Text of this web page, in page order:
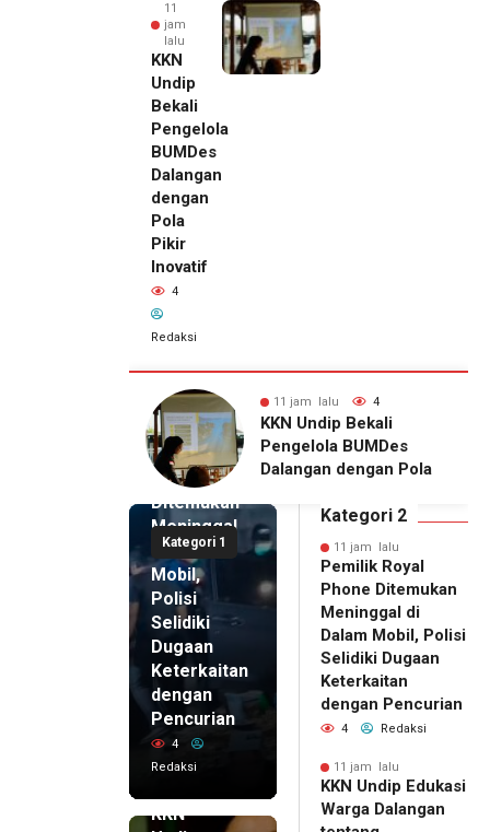
11
jam
lalu
KKN
Undip
Bekali
Pengelola
BUMDes
Dalangan
dengan
Pola
Pikir
Inovatif
4
Redaksi
1 hari lalu 12
Kepala DPMPTSP Deli
Serdang Bantah Terlibat
Dugaan Izin Palsu,
Perizinan Harus Lewat
Jalur Resmi
Kategori 1
11 jam lalu
Pemilik
Royal
Phone
Ditemukan
Meninggal
di Dalam
Mobil,
Polisi
Selidiki
Dugaan
Keterkaitan
dengan
Pencurian
4
Redaksi
KKN
Kategori 2
11 jam lalu
Pemilik Royal
Phone Ditemukan
Meninggal di
Dalam Mobil, Polisi
Selidiki Dugaan
Keterkaitan
dengan Pencurian
4 Redaksi
11 jam lalu
KKN Undip Edukasi
Warga Dalangan